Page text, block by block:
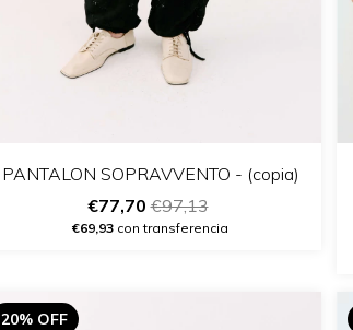
PANTALON SOPRAVVENTO - (copia)
€77,70€97,13
€69,93 con transferencia
20% OFF